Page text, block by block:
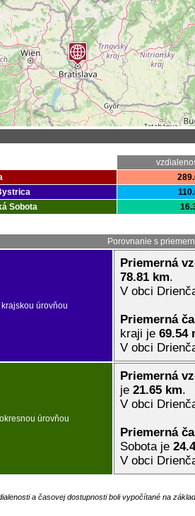
Sobota
Porovnanie s
úrovňou
Priemerná
78.81 km.
V obci
Priemerná
kraji je 69.54
V obci
úrovňou
Priemerná
je 21.65 km.
V obci
Priemerná
Sobota je
V obci
a časovej dostupnosti boli vypočítané na